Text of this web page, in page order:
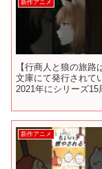
新作アニメ
【行商人と狼の旅
文庫にて発行されて
2021年にシリーズ
新作アニメ